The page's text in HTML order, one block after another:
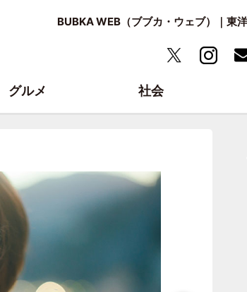
BUBKA WEB（ブブカ・ウェブ）｜東
グルメ 社会